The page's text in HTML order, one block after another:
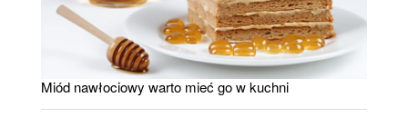
Miód nawłociowy warto mieć go w kuchni